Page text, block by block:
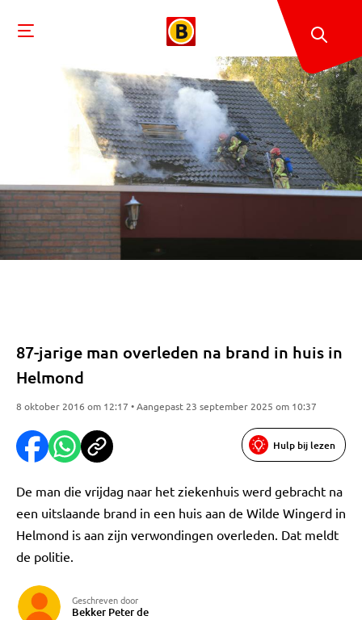
87-jarige man overleden na brand in huis in
Helmond
8 oktober 2016 om 12:17 • Aangepast 23 september 2025 om 10:37
Hulp bij lezen
De man die vrijdag naar het ziekenhuis werd gebracht na
een uitslaande brand in een huis aan de Wilde Wingerd in
Helmond is aan zijn verwondingen overleden. Dat meldt
de politie.
Geschreven door
Bekker Peter de